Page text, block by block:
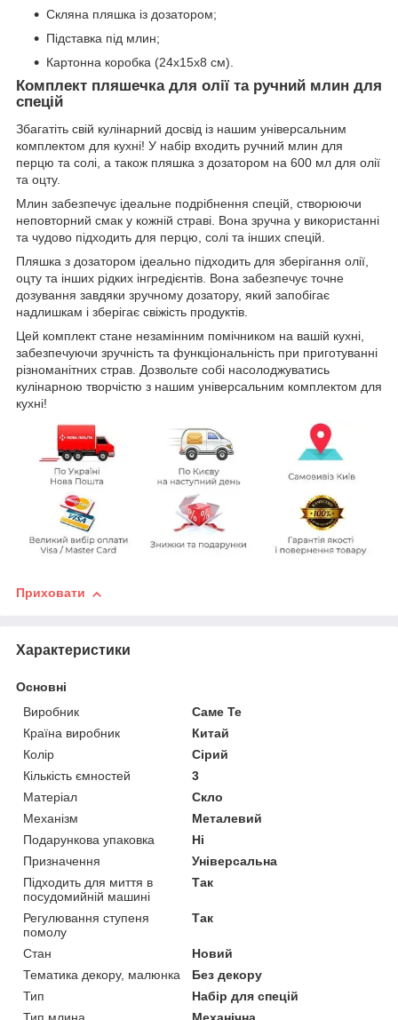
Скляна пляшка із дозатором;
Підставка під млин;
Картонна коробка (24х15х8 см).
Комплект пляшечка для олії та ручний млин для
спецій
Збагатіть свій кулінарний досвід із нашим універсальним
комплектом для кухні! У набір входить ручний млин для
перцю та солі, а також пляшка з дозатором на 600 мл для олії
та оцту.
Млин забезпечує ідеальне подрібнення спецій, створюючи
неповторний смак у кожній страві. Вона зручна у використанні
та чудово підходить для перцю, солі та інших спецій.
Пляшка з дозатором ідеально підходить для зберігання олії,
оцту та інших рідких інгредієнтів. Вона забезпечує точне
дозування завдяки зручному дозатору, який запобігає
надлишкам і зберігає свіжість продуктів.
Цей комплект стане незамінним помічником на вашій кухні,
забезпечуючи зручність та функціональність при приготуванні
різноманітних страв. Дозвольте собі насолоджуватись
кулінарною творчістю з нашим універсальним комплектом для
кухні!
Приховати
Характеристики
Основні
Виробник
Саме Те
Країна виробник
Китай
Колір
Сірий
Кількість ємностей
3
Матеріал
Скло
Механізм
Металевий
Подарункова упаковка
Ні
Призначення
Універсальна
Підходить для миття в
посудомийній машині
Так
Регулювання ступеня
помолу
Так
Стан
Новий
Тематика декору, малюнка
Без декору
Тип
Набір для спецій